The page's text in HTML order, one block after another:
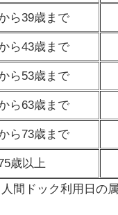
ら39歳まで
ら43歳まで
ら53歳まで
ら63歳まで
ら73歳まで
歳以上
間ドック利用日の